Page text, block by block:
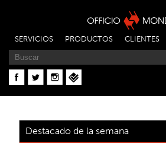
SERVICIOS PRODUCTOS CLIENTES
Destacado de la semana